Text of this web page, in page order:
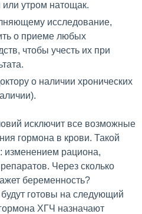
утром натощак.
исследование,
о приеме любых
чтобы учесть их при
о наличии хронических
исключит все возможные
гормона в крови. Такой
изменением рациона,
Через сколько
беременность?
готовы на следующий
ХГЧ назначают